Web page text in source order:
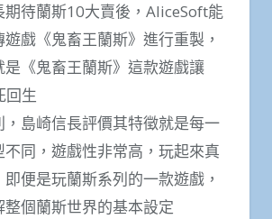
期待蘭斯10大賣後，AliceSoft能
戲《鬼畜王蘭斯》進行重製，
《鬼畜王蘭斯》這款遊戲讓
回生
島崎信長評價其特徵就是每一
同，遊戲性非常高，玩起來真
便是玩蘭斯系列的一款遊戲，
個蘭斯世界的基本設定